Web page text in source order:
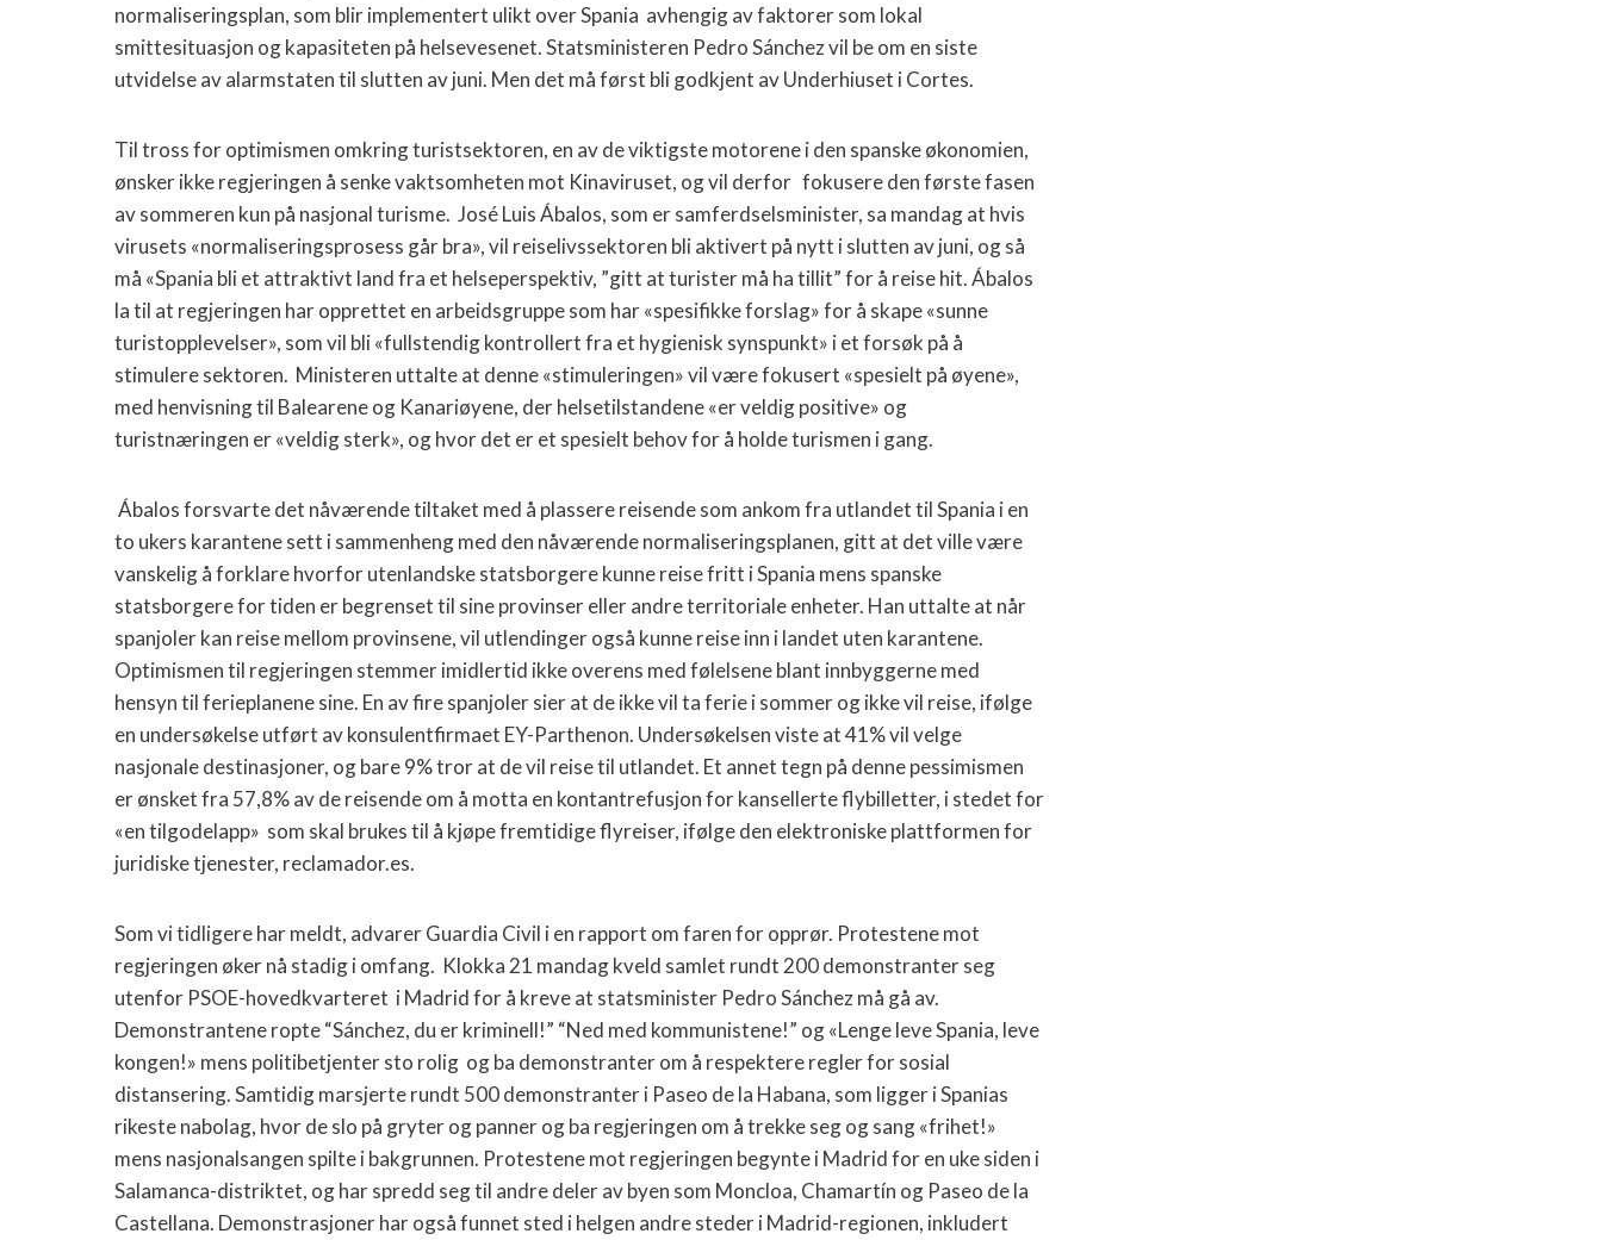
normaliseringsplan, som blir implementert ulikt over Spania avhengig av faktorer som lokal
smittesituasjon og kapasiteten på helsevesenet. Statsministeren Pedro Sánchez vil be om en siste
utvidelse av alarmstaten til slutten av juni. Men det må først bli godkjent av Underhiuset i Cortes.
Til tross for optimismen omkring turistsektoren, en av de viktigste motorene i den spanske økonomien,
ønsker ikke regjeringen å senke vaktsomheten mot Kinaviruset, og vil derfor fokusere den første fasen
av sommeren kun på nasjonal turisme. José Luis Ábalos, som er samferdselsminister, sa mandag at hvis
virusets «normaliseringsprosess går bra», vil reiselivssektoren bli aktivert på nytt i slutten av juni, og så
må «Spania bli et attraktivt land fra et helseperspektiv, ”gitt at turister må ha tillit” for å reise hit. Ábalos
la til at regjeringen har opprettet en arbeidsgruppe som har «spesifikke forslag» for å skape «sunne
turistopplevelser», som vil bli «fullstendig kontrollert fra et hygienisk synspunkt» i et forsøk på å
stimulere sektoren. Ministeren uttalte at denne «stimuleringen» vil være fokusert «spesielt på øyene»,
med henvisning til Balearene og Kanariøyene, der helsetilstandene «er veldig positive» og
turistnæringen er «veldig sterk», og hvor det er et spesielt behov for å holde turismen i gang.
Ábalos forsvarte det nåværende tiltaket med å plassere reisende som ankom fra utlandet til Spania i en
to ukers karantene sett i sammenheng med den nåværende normaliseringsplanen, gitt at det ville være
vanskelig å forklare hvorfor utenlandske statsborgere kunne reise fritt i Spania mens spanske
statsborgere for tiden er begrenset til sine provinser eller andre territoriale enheter. Han uttalte at når
spanjoler kan reise mellom provinsene, vil utlendinger også kunne reise inn i landet uten karantene.
Optimismen til regjeringen stemmer imidlertid ikke overens med følelsene blant innbyggerne med
hensyn til ferieplanene sine. En av fire spanjoler sier at de ikke vil ta ferie i sommer og ikke vil reise, ifølge
en undersøkelse utført av konsulentfirmaet EY-Parthenon. Undersøkelsen viste at 41% vil velge
nasjonale destinasjoner, og bare 9% tror at de vil reise til utlandet. Et annet tegn på denne pessimismen
er ønsket fra 57,8% av de reisende om å motta en kontantrefusjon for kansellerte flybilletter, i stedet for
«en tilgodelapp» som skal brukes til å kjøpe fremtidige flyreiser, ifølge den elektroniske plattformen for
juridiske tjenester, reclamador.es.
Som vi tidligere har meldt, advarer Guardia Civil i en rapport om faren for opprør. Protestene mot
regjeringen øker nå stadig i omfang. Klokka 21 mandag kveld samlet rundt 200 demonstranter seg
utenfor PSOE-hovedkvarteret i Madrid for å kreve at statsminister Pedro Sánchez må gå av.
Demonstrantene ropte “Sánchez, du er kriminell!” “Ned med kommunistene!” og «Lenge leve Spania, leve
kongen!» mens politibetjenter sto rolig og ba demonstranter om å respektere regler for sosial
distansering. Samtidig marsjerte rundt 500 demonstranter i Paseo de la Habana, som ligger i Spanias
rikeste nabolag, hvor de slo på gryter og panner og ba regjeringen om å trekke seg og sang «frihet!»
mens nasjonalsangen spilte i bakgrunnen. Protestene mot regjeringen begynte i Madrid for en uke siden i
Salamanca-distriktet, og har spredd seg til andre deler av byen som Moncloa, Chamartín og Paseo de la
Castellana. Demonstrasjoner har også funnet sted i helgen andre steder i Madrid-regionen, inkludert